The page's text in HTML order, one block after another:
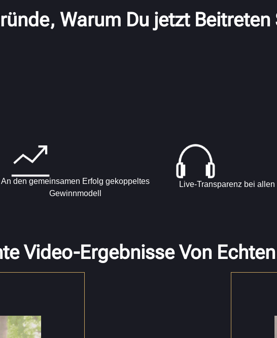
Warum Du jetzt
An den gemeinsamen Erfolg gekoppeltes
Gewinnmodell
Live-Transparenz bei allen
Video-Ergebnisse Von